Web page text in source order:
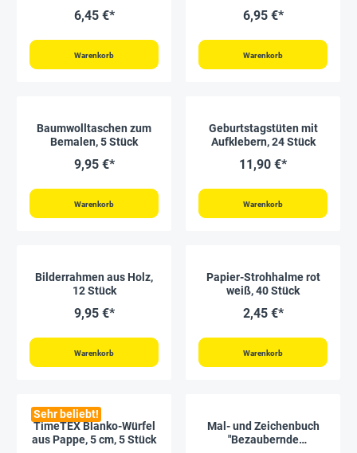
6,45 €*
Warenkorb
6,95 €*
Warenkorb
Baumwolltaschen zum
Bemalen, 5 Stück
9,95 €*
Warenkorb
Geburtstagstüten mit
Aufklebern, 24 Stück
11,90 €*
Warenkorb
Bilderrahmen aus Holz,
12 Stück
9,95 €*
Warenkorb
Papier-Strohhalme rot
weiß, 40 Stück
2,45 €*
Warenkorb
Sehr beliebt!
TimeTEX Blanko-Würfel
aus Pappe, 5 cm, 5 Stück
Mal- und Zeichenbuch
"Bezaubernde